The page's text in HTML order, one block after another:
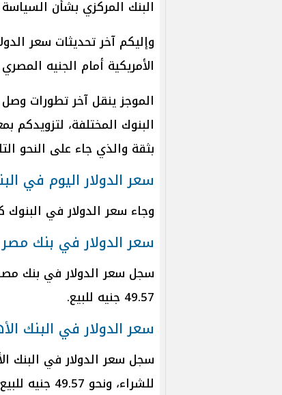
البنك المركزي بشأن السياسة
وإليكم آخر تحديثات سعر
الأمريكية أمام الجنيه
البنوك المختلفة، لتزويدكم
بثقة والذي جاء على النحو
سعر الدولار اليوم في
وجاء سعر الدولار في البنوك
سعر الدولار في بنك مصر
49.57 جنيه للبيع.
سعر الدولار في البنك
للشراء، ونحو 49.57 جنيه للبيع.